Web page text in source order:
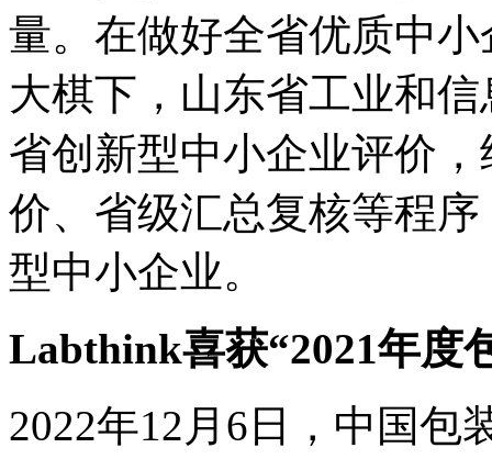
量。在做好全省优质中
大棋下，山东省工业和
省创新型中小企业评价
价、省级汇总复核等程
型中小企业。
Labthink喜获“2021年度
2022年12月6日，中国包